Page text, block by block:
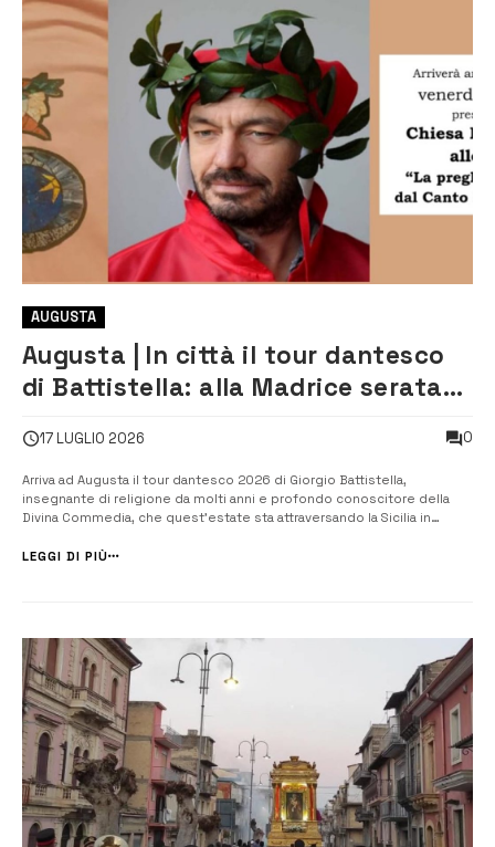
AUGUSTA
Augusta | In città il tour dantesco
di Battistella: alla Madrice serata
17 LUGLIO 2026 0
Arriva ad Augusta il tour dantesco 2026 di Giorgio Battistella,
insegnante di religione da molti anni e profondo conoscitore della
Divina Commedia, che quest’estate sta attraversando la Sicilia in
dell’isola. In ogni tappa del suo viaggio Battistella propone una ser...
LEGGI DI PIÙ